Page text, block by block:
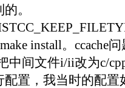
。
install。ccache
中间文件i/ii改为c/
置，我当时的配置